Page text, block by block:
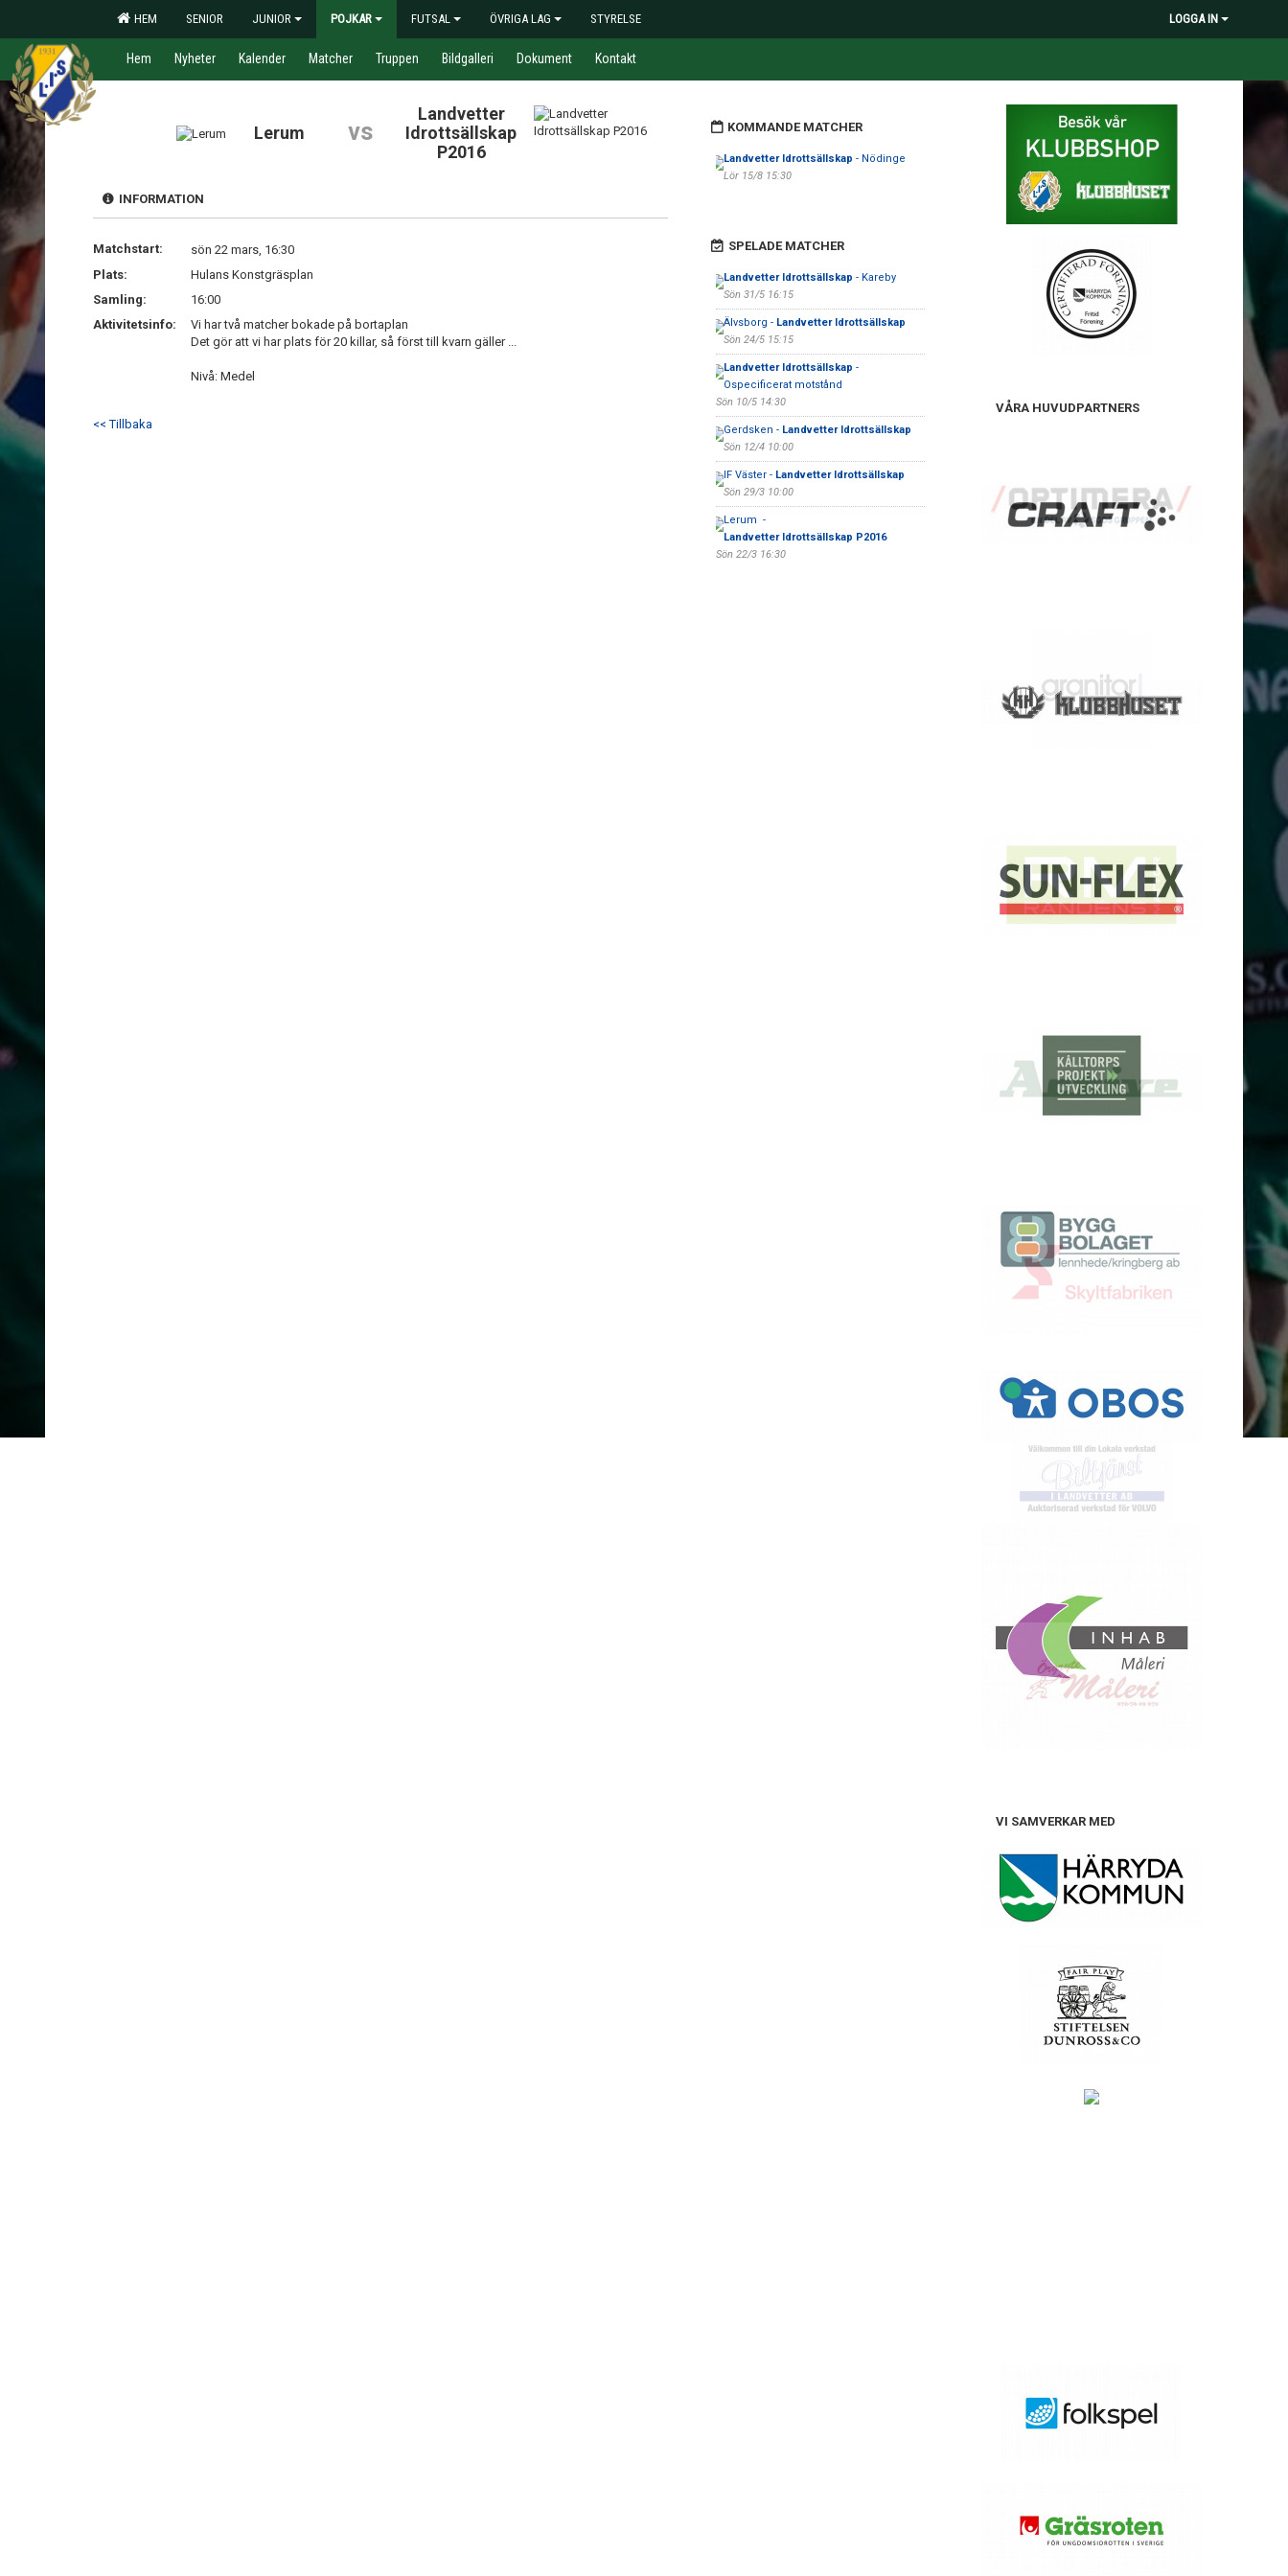
HEM SENIOR JUNIOR POJKAR FUTSAL ÖVRIGA LAG STYRELSE LOGGA IN
Hem Nyheter Kalender Matcher Truppen Bildgalleri Dokument Kontakt
Lerum vs
Landvetter
Idrottsällskap
P2016
INFORMATION
Matchstart:
sön 22 mars, 16:30
Plats:
Hulans Konstgräsplan
Samling:
16:00
Aktivitetsinfo:
Vi har två matcher bokade på bortaplan
Det gör att vi har plats för 20 killar, så först till kvarn gäller ...
Nivå: Medel
<< Tillbaka
KOMMANDE MATCHER
Landvetter Idrottsällskap - Nödinge
Lör 15/8 15:30
SPELADE MATCHER
Landvetter Idrottsällskap - Kareby
Sön 31/5 16:15
Älvsborg - Landvetter Idrottsällskap
Sön 24/5 15:15
Landvetter Idrottsällskap -
Ospecificerat motstånd
Sön 10/5 14:30
Gerdsken - Landvetter Idrottsällskap
Sön 12/4 10:00
IF Väster - Landvetter Idrottsällskap
Sön 29/3 10:00
Lerum -
Landvetter Idrottsällskap P2016
Sön 22/3 16:30
VÅRA HUVUDPARTNERS
VI SAMVERKAR MED